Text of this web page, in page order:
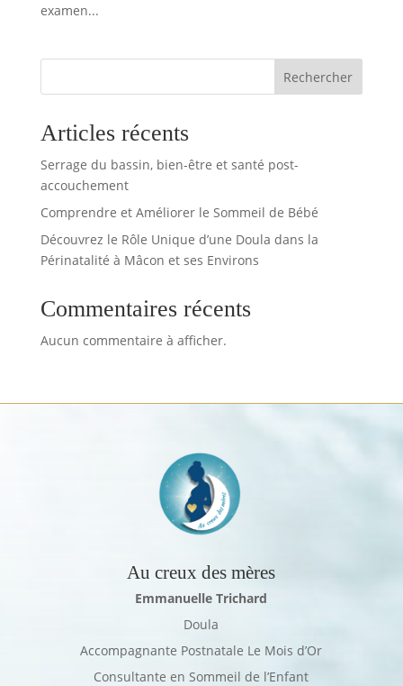
examen...
Rechercher
Articles récents
Serrage du bassin, bien-être et santé post-
accouchement
Comprendre et Améliorer le Sommeil de Bébé
Découvrez le Rôle Unique d’une Doula dans la
Périnatalité à Mâcon et ses Environs
Commentaires récents
Aucun commentaire à afficher.
Au creux des mères
Emmanuelle Trichard
Doula
Accompagnante Postnatale Le Mois d’Or
Consultante en Sommeil de l’Enfant